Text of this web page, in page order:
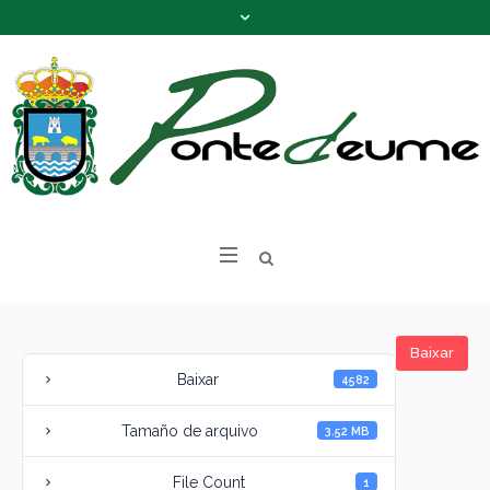
Baixar
Baixar 4582
Tamaño de arquivo 3.52 MB
File Count 1